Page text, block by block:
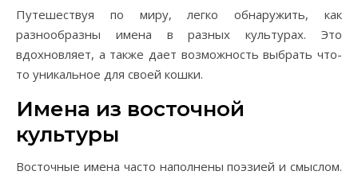
Путешествуя по миру, легко обнаружить, как
разнообразны имена в разных культурах. Это
вдохновляет, а также дает возможность выбрать что-
то уникальное для своей кошки.
Имена из восточной
культуры
Восточные имена часто наполнены поэзией и смыслом.